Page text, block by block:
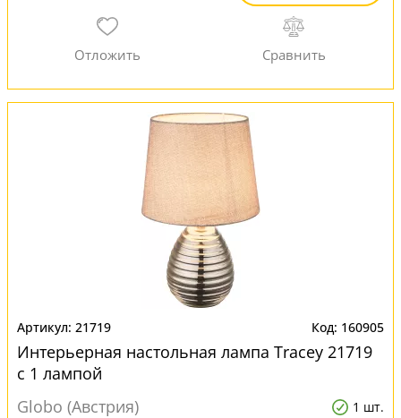
21719 160905
Интерьерная настольная лампа Tracey 21719
с 1 лампой
Globo (Австрия)
1 шт.